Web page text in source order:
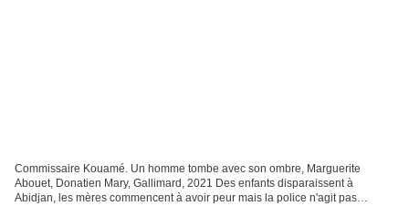
Commissaire Kouamé. Un homme tombe avec son ombre, Marguerite
Abouet, Donatien Mary, Gallimard, 2021 Des enfants disparaissent à
Abidjan, les mères commencent à avoir peur mais la police n'agit pas